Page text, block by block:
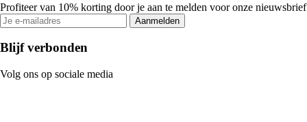
Profiteer van 10% korting door je aan te melden voor onze nieuwsbrief
Aanmelden
Blijf verbonden
Volg ons op sociale media